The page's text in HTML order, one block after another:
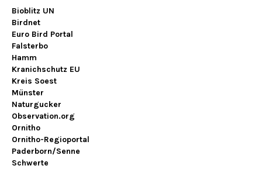
Bioblitz UN
Birdnet
Euro Bird Portal
Falsterbo
Hamm
Kranichschutz EU
Kreis Soest
Münster
Naturgucker
Observation.org
Ornitho
Ornitho-Regioportal
Paderborn/Senne
Schwerte